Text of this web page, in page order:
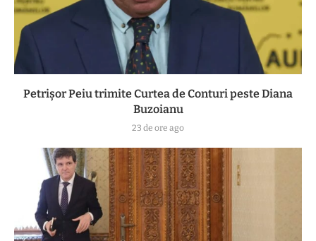
Petrișor Peiu trimite Curtea de Conturi peste Diana
Buzoianu
23 de ore ago